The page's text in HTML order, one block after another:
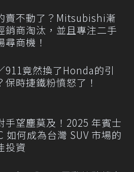
賣不動了？Mitsubishi漸
銷商淘汰，並且專注二手
尋商機！
911竟然換了Honda的引
保時捷鐵粉憤怒了！
手望塵莫及！2025 年賓士
如何成為台灣 SUV 市場的
投資